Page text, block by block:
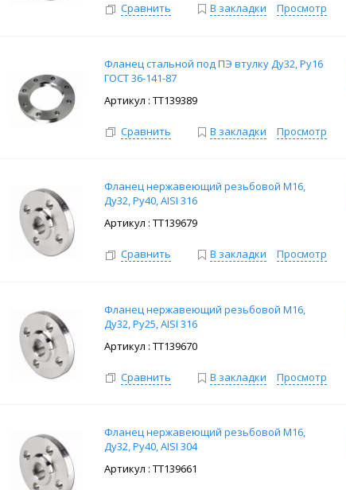
Сравнить В закладки Просмотр
Фланец стальной под ПЭ втулку Ду32, Ру16
ГОСТ 36-141-87
: ТТ139389
Сравнить В закладки Просмотр
Фланец нержавеющий резьбовой M16,
Ду32, Ру40, AISI 316
: ТТ139679
Сравнить В закладки Просмотр
Фланец нержавеющий резьбовой M16,
Ду32, Ру25, AISI 316
: ТТ139670
Сравнить В закладки Просмотр
Фланец нержавеющий резьбовой M16,
Ду32, Ру40, AISI 304
: ТТ139661